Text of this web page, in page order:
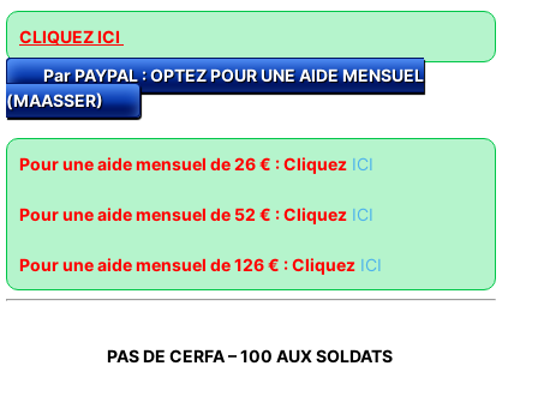
CLIQUEZ ICI
Par PAYPAL : OPTEZ POUR UNE AIDE MENSUEL
(MAASSER)
Pour une aide mensuel de 26 € : Cliquez ICI
Pour une aide mensuel de 52 € : Cliquez ICI
Pour une aide mensuel de 126 € : Cliquez ICI
PAS DE CERFA – 100 AUX SOLDATS